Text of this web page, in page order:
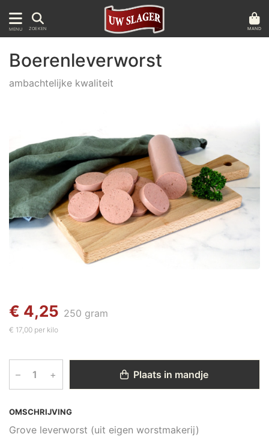
MENU ZOEKEN MAND
OMSCHRIJVING
Grove leverworst (uit eigen worstmakerij)
Boerenleverworst
ambachtelijke kwaliteit
€ 4,25 250 gram
€ 17,00 per kilo
– + Plaats in mandje